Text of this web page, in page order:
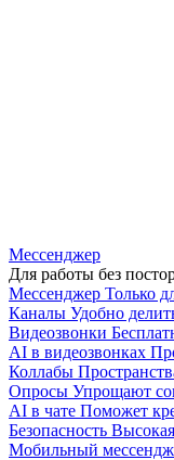
Мессенджер
Для работы без
Мессенджер Только
Каналы Удобно
Видеозвонки
AI в видеозвонках
Коллабы
Опросы Упрощают
AI в чате Поможет
Безопасность
Мобильный